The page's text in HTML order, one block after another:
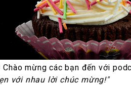
Chào mừng các bạn đến với
với nhau lời chúc mừng!"